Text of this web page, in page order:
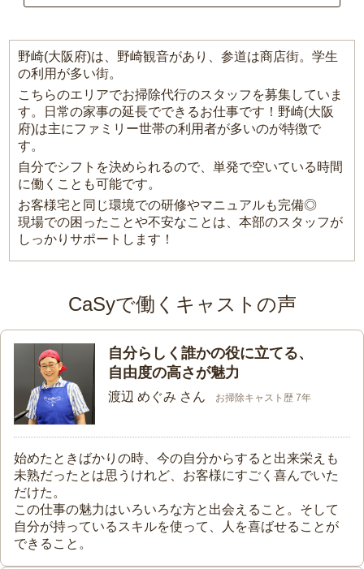
野崎(大阪府)は、野崎観音があり、参道は商店街。学生
の利用が多い街。
こちらのエリアでお掃除代行のスタッフを募集していま
す。日常の家事の延長でできるお仕事です！野崎(大阪
府)は主にファミリー世帯の利用者が多いのが特徴で
す。
自分でシフトを決められるので、単発で空いている時間
に働くことも可能です。
お客様宅と同じ環境での研修やマニュアルも完備◎
現場での困ったことや不安なことは、本部のスタッフが
しっかりサポートします！
CaSyで働くキャストの声
自分らしく誰かの役に立てる、
自由度の高さが魅力
渡辺 めぐみ さん お掃除キャスト歴 7年
始めたときばかりの時、今の自分からすると出来栄えも
未熟だったとは思うけれど、お客様にすごく喜んでいた
だけた。
この仕事の魅力はいろいろな方と出会えること。そして
自分が持っているスキルを使って、人を喜ばせることが
できること。